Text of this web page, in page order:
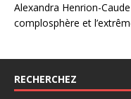
Alexandra Henrion-
complosphère et
RECHERCHEZ